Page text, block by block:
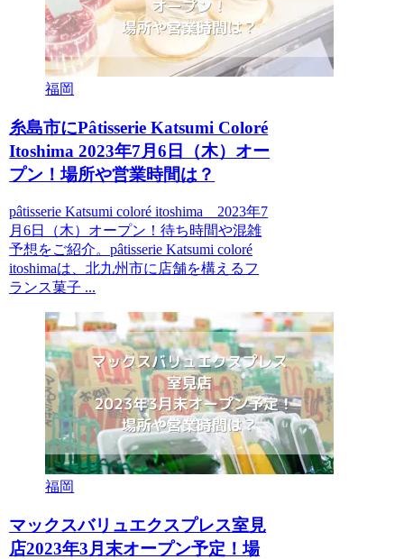
福岡
糸島市にPâtisserie Katsumi Coloré
Itoshima 2023年7月6日（木）オー
プン！場所や営業時間は？
pâtisserie Katsumi coloré itoshima 2023年7
月6日（木）オープン！待ち時間や混雑
予想をご紹介。pâtisserie Katsumi coloré
itoshimaは、北九州市に店舗を構えるフ
ランス菓子 ...
福岡
マックスバリュエクスプレス室見
店2023年3月末オープン予定！場